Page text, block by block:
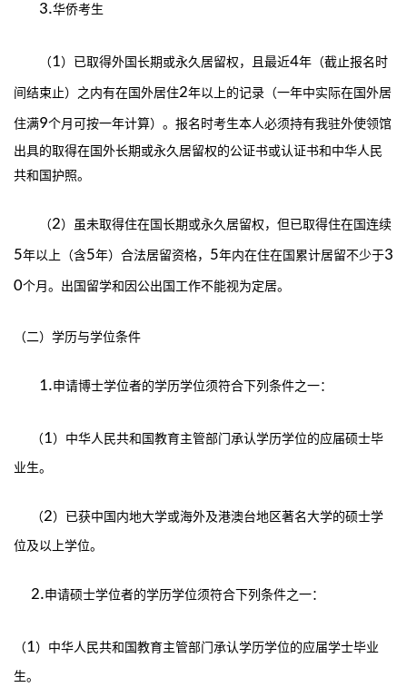
3.华侨考生
（1）已取得外国长期或永久居留权，且最近4年（截止报名时
间结束止）之内有在国外居住2年以上的记录（一年中实际在国外居
住满9个月可按一年计算）。报名时考生本人必须持有我驻外使领馆
出具的取得在国外长期或永久居留权的公证书或认证书和中华人民
共和国护照。
（2）虽未取得住在国长期或永久居留权，但已取得住在国连续
5年以上（含5年）合法居留资格， 5年内在住在国累计居留不少于3
0个月。出国留学和因公出国工作不能视为定居。
（二）学历与学位条件
1.申请博士学位者的学历学位须符合下列条件之一：
（1）中华人民共和国教育主管部门承认学历学位的应届硕士毕
业生。
（2）已获中国内地大学或海外及港澳台地区著名大学的硕士学
位及以上学位。
2.申请硕士学位者的学历学位须符合下列条件之一：
（1）中华人民共和国教育主管部门承认学历学位的应届学士毕业
生。